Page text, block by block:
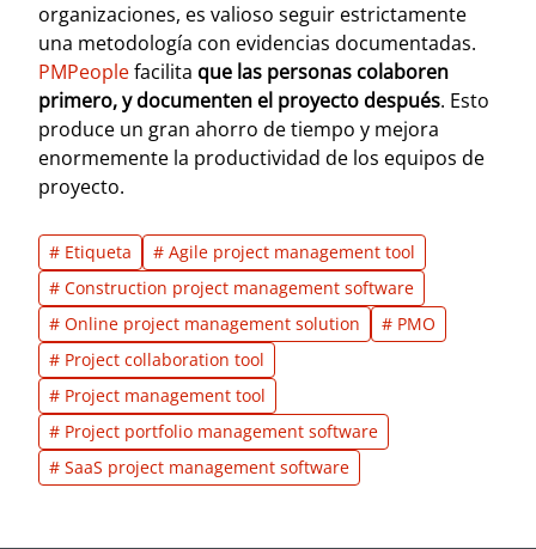
organizaciones, es valioso seguir estrictamente
una metodología con evidencias documentadas.
PMPeoplefacilita que las personas colaboren
primero, y documenten el proyecto después. Esto
produce un gran ahorro de tiempo y mejora
enormemente la productividad de los equipos de
proyecto.
# Etiqueta
# Agile project management tool
# Construction project management software
# Online project management solution
# PMO
# Project collaboration tool
# Project management tool
# Project portfolio management software
# SaaS project management software